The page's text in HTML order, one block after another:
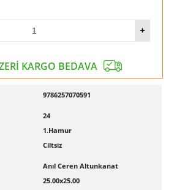
KARGO BEDAVA
9786257070591
24
1.Hamur
Ciltsiz
Anıl Ceren Altunkanat
25.00x25.00